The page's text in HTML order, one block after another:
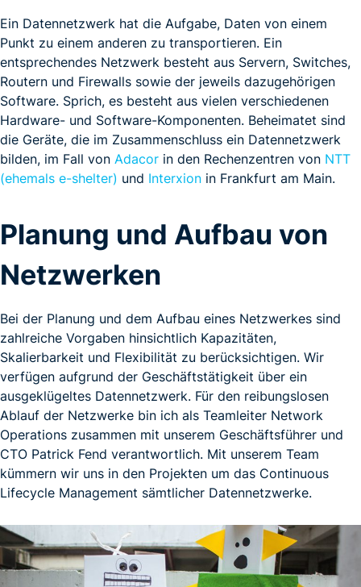
Ein Datennetzwerk hat die Aufgabe, Daten von einem
Punkt zu einem anderen zu transportieren. Ein
entsprechendes Netzwerk besteht aus Servern, Switches,
Routern und Firewalls sowie der jeweils dazugehörigen
Software. Sprich, es besteht aus vielen verschiedenen
Hardware- und Software-Komponenten. Beheimatet sind
die Geräte, die im Zusammenschluss ein Datennetzwerk
bilden, im Fall von Adacor in den Rechenzentren von NTT
(ehemals e-shelter) und Interxion in Frankfurt am Main.
Planung und Aufbau von
Netzwerken
Bei der Planung und dem Aufbau eines Netzwerkes sind
zahlreiche Vorgaben hinsichtlich Kapazitäten,
Skalierbarkeit und Flexibilität zu berücksichtigen. Wir
verfügen aufgrund der Geschäftstätigkeit über ein
ausgeklügeltes Datennetzwerk. Für den reibungslosen
Ablauf der Netzwerke bin ich als Teamleiter Network
Operations zusammen mit unserem Geschäftsführer und
CTO Patrick Fend verantwortlich. Mit unserem Team
kümmern wir uns in den Projekten um das Continuous
Lifecycle Management sämtlicher Datennetzwerke.